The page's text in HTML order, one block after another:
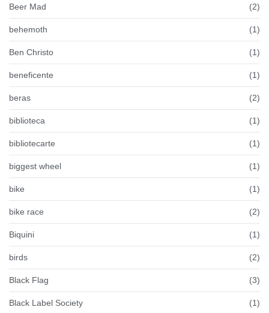
Beer Mad (2)
behemoth (1)
Ben Christo (1)
beneficente (1)
beras (2)
biblioteca (1)
bibliotecarte (1)
biggest wheel (1)
bike (1)
bike race (2)
Biquini (1)
birds (2)
Black Flag (3)
Black Label Society (1)